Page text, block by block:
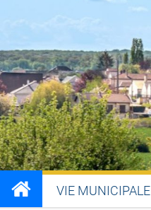
VIE MUNICIPALE